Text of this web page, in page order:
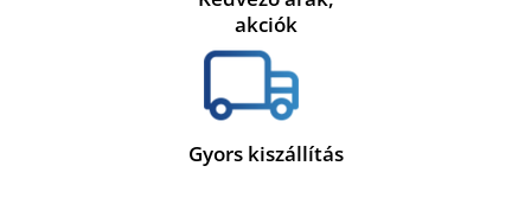
akciók
Gyors kiszállítás